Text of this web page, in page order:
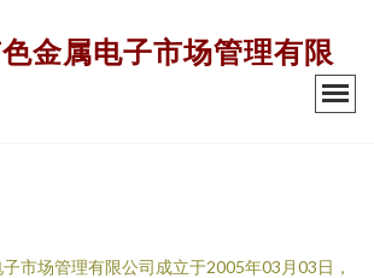
金属电子市场管理有限
子市场管理有限公司成立于2005年03月03日，